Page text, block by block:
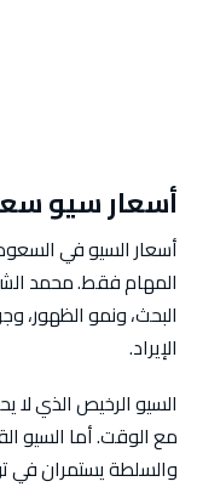
أسعار سيو
أسعار السيو في
المهام فقط. محمد
البحث، ونمو الظهور،
الإيراد.
السيو الرخيص الذي لا
مع الوقت. أما السيو
والسلطة يستمران في